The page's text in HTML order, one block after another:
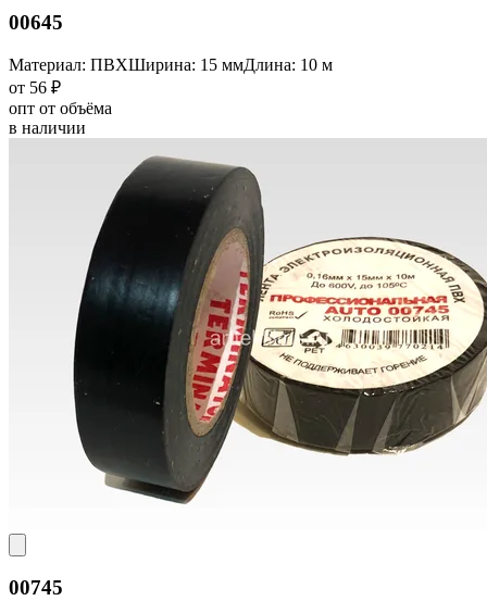
00645
Материал: ПВХШирина: 15 ммДлина: 10 м
от 56 ₽
опт от объёма
в наличии
00745